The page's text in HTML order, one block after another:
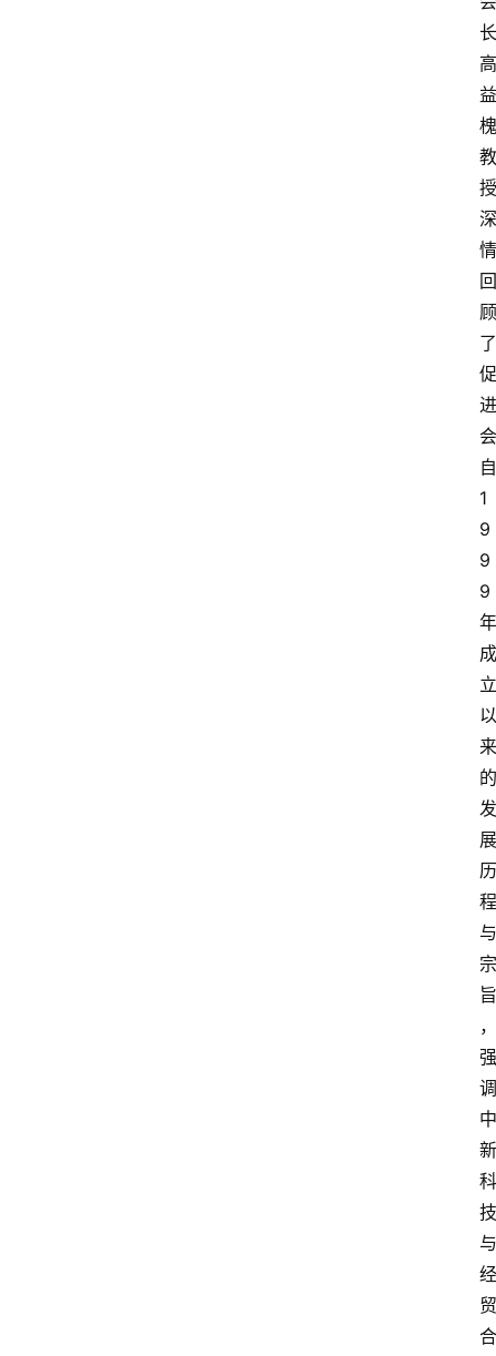
长
高
益
槐
教
授
深
情
回
顾
了
促
进
会
自
1
9
9
9
年
成
立
以
来
的
发
展
历
程
与
宗
旨
，
强
调
中
新
科
技
与
经
贸
合